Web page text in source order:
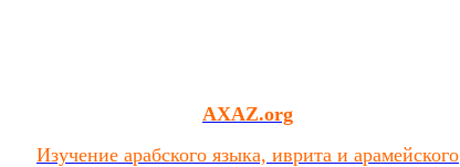
AXAZ.org
Изучение арабского языка, иврита и арамейского